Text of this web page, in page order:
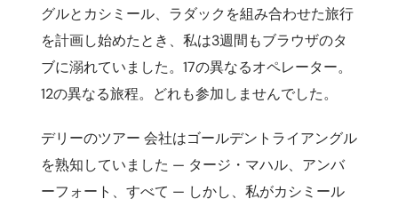
グルとカシミール、ラダックを組み合わせた旅行
を計画し始めたとき、私は3週間もブラウザのタ
ブに溺れていました。17の異なるオペレーター。
12の異なる旅程。どれも参加しませんでした。
デリーのツアー 会社はゴールデントライアングル
を熟知していました — タージ・マハル、アンバ
ーフォート、すべて — しかし、私がカシミール